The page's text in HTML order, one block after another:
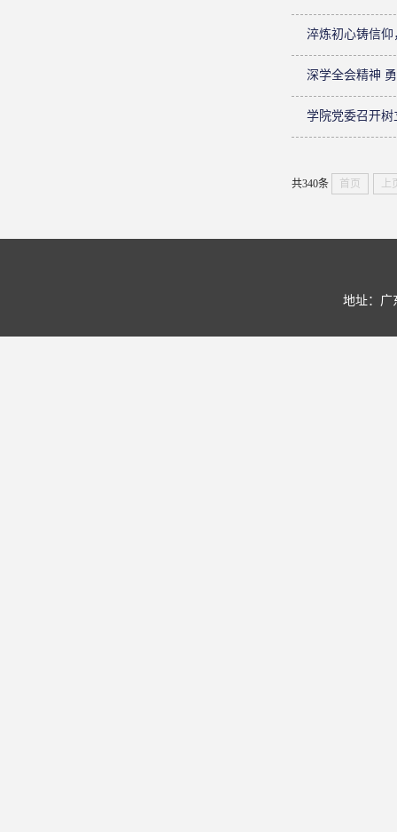
淬炼初心铸信
深学全会精神
学院党委召开
共340条 首页 上
地址：